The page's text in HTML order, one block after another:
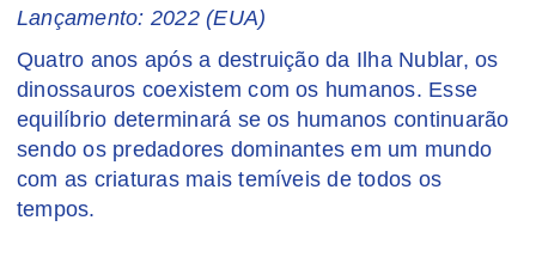
Lançamento: 2022 (EUA)
Quatro anos após a destruição da Ilha Nublar, os
dinossauros coexistem com os humanos. Esse
equilíbrio determinará se os humanos continuarão
sendo os predadores dominantes em um mundo
com as criaturas mais temíveis de todos os
tempos.